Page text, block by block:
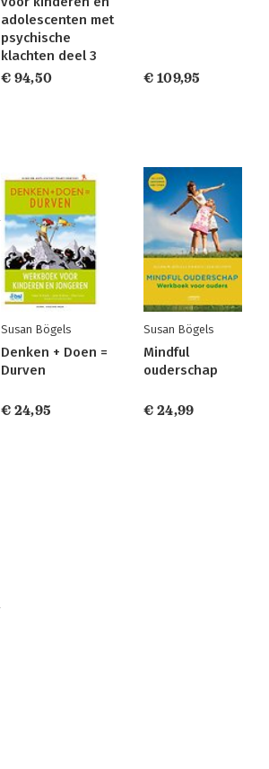
adolescenten met
psychische
klachten deel 3
€ 94,50
€ 109,95
Susan Bögels
Denken + Doen =
Durven
€ 24,95
Susan Bögels
Mindful
ouderschap
€ 24,99